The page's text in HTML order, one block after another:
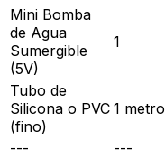
Mini Bomba
de Agua
Sumergible
(5V)
1
Tubo de
Silicona o PVC
(fino)
1 metro
---
---